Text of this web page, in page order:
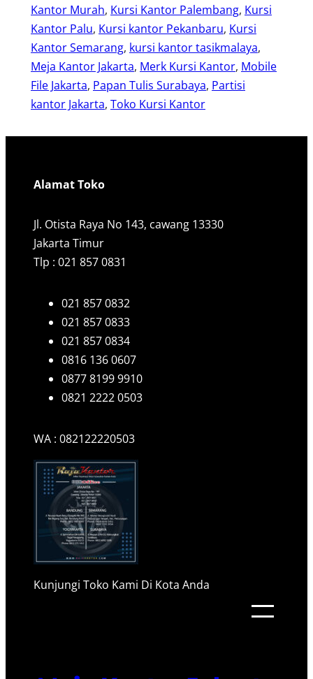
Kantor Murah, Kursi Kantor Palembang, Kursi
Kantor Palu, Kursi kantor Pekanbaru, Kursi
Kantor Semarang, kursi kantor tasikmalaya
Meja Kantor Jakarta, Merk Kursi Kantor, Mobile
File Jakarta, Papan Tulis Surabaya, Partisi
kantor Jakarta, Toko Kursi Kantor
Alamat Toko
Jl. Otista Raya No 143, cawang 13330
Jakarta Timur
Tlp : 021 857 0831
021 857 0832
021 857 0833
021 857 0834
0816 136 0607
0877 8199 9910
0821 2222 0503
WA : 082122220503
Kunjungi Toko Kami Di Kota Anda